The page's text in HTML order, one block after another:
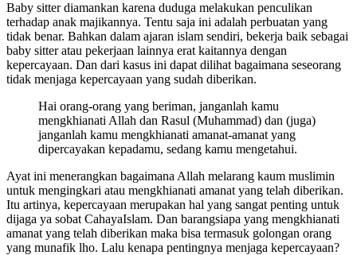
Baby sitter diamankan karena duduga melakukan penculikan
terhadap anak majikannya. Tentu saja ini adalah perbuatan yang
tidak benar. Bahkan dalam ajaran islam sendiri, bekerja baik sebagai
baby sitter atau pekerjaan lainnya erat kaitannya dengan
kepercayaan. Dan dari kasus ini dapat dilihat bagaimana seseorang
tidak menjaga kepercayaan yang sudah diberikan.
Hai orang-orang yang beriman, janganlah kamu
mengkhianati Allah dan Rasul (Muhammad) dan (juga)
janganlah kamu mengkhianati amanat-amanat yang
dipercayakan kepadamu, sedang kamu mengetahui.
Ayat ini menerangkan bagaimana Allah melarang kaum muslimin
untuk mengingkari atau mengkhianati amanat yang telah diberikan.
Itu artinya, kepercayaan merupakan hal yang sangat penting untuk
dijaga ya sobat CahayaIslam. Dan barangsiapa yang mengkhianati
amanat yang telah diberikan maka bisa termasuk golongan orang
yang munafik lho. Lalu kenapa pentingnya menjaga kepercayaan?